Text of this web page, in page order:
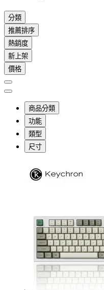
分類
推薦排序
熱銷度
新上架
價格
商品分類
功能
類型
尺寸